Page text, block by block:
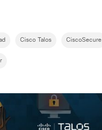
Cisco Talos CiscoSecure